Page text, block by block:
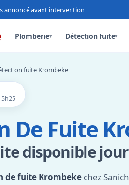
annoncé avant intervention
Plomberie▾ Détection fuite▾
fuite Krombeke
De Fuite
disponible
de fuite Krombeke chez